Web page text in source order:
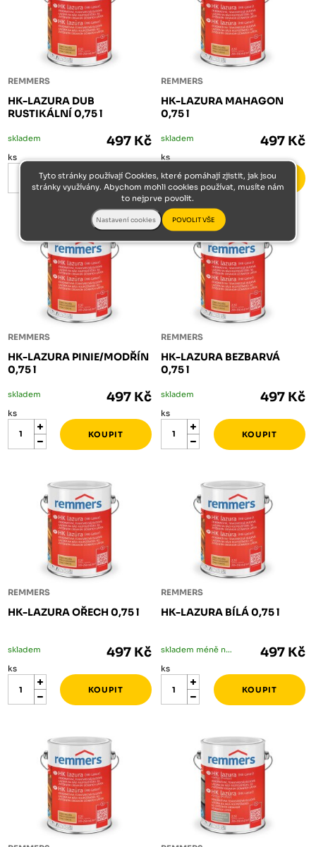
REMMERS
HK-LAZURA DUB
RUSTIKÁLNÍ 0,75 l
skladem 497 Kč
ks
REMMERS
HK-LAZURA MAHAGON
0,75 l
skladem 497 Kč
ks
REMMERS
HK-LAZURA PINIE/MODŘÍN
0,75 l
skladem 497 Kč
ks
REMMERS
HK-LAZURA BEZBARVÁ
0,75 l
skladem 497 Kč
ks
REMMERS
HK-LAZURA OŘECH 0,75 l
skladem 497 Kč
ks
REMMERS
HK-LAZURA BÍLÁ 0,75 l
skladem méně než 5 ks 497 Kč
ks
Tyto stránky používají Cookies, které pomáhají zjistit, jak jsou
stránky využívány. Abychom mohli cookies používat, musíte nám
to nejprve povolit.